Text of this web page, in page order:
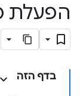
הפעלת
בדף הזה